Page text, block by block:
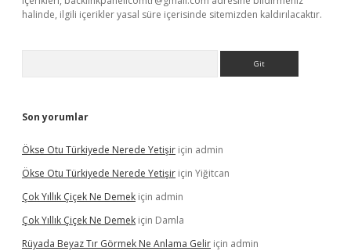
halinde, ilgili içerikler yasal süre içerisinde sitemizden kaldırılacaktır.
Son yorumlar
Ökse Otu Türkiyede Nerede Yetişir için admin
Ökse Otu Türkiyede Nerede Yetişir için Yiğitcan
Çok Yıllık Çiçek Ne Demek için admin
Çok Yıllık Çiçek Ne Demek için Damla
Rüyada Beyaz Tır Görmek Ne Anlama Gelir için admin